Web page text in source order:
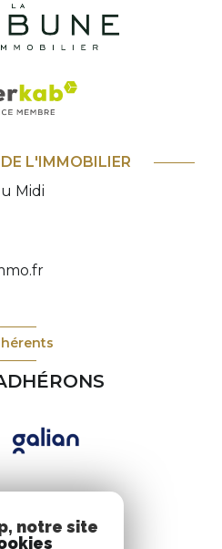
L'IMMOBILIER
Midi
notre site